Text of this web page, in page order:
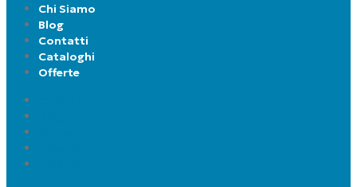
Chi Siamo
Blog
Contatti
Cataloghi
Offerte